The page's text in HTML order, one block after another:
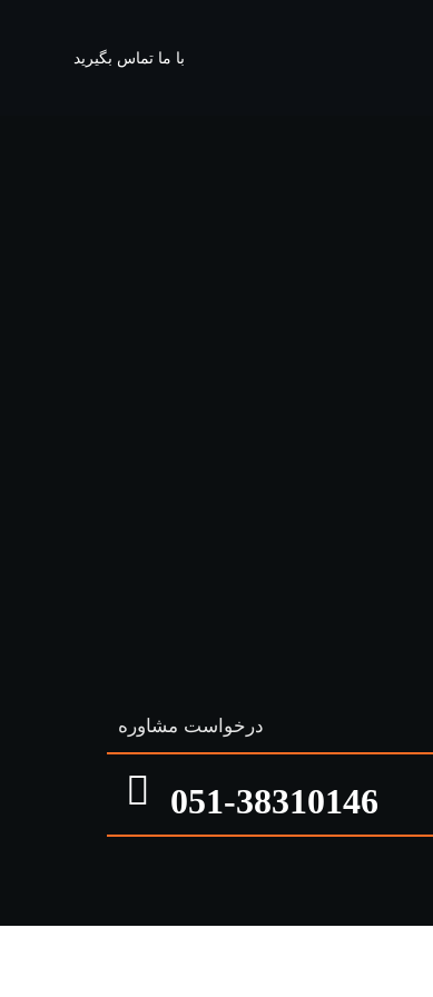
با ما تماس بگیرید
درخواست مشاوره
051-38310146